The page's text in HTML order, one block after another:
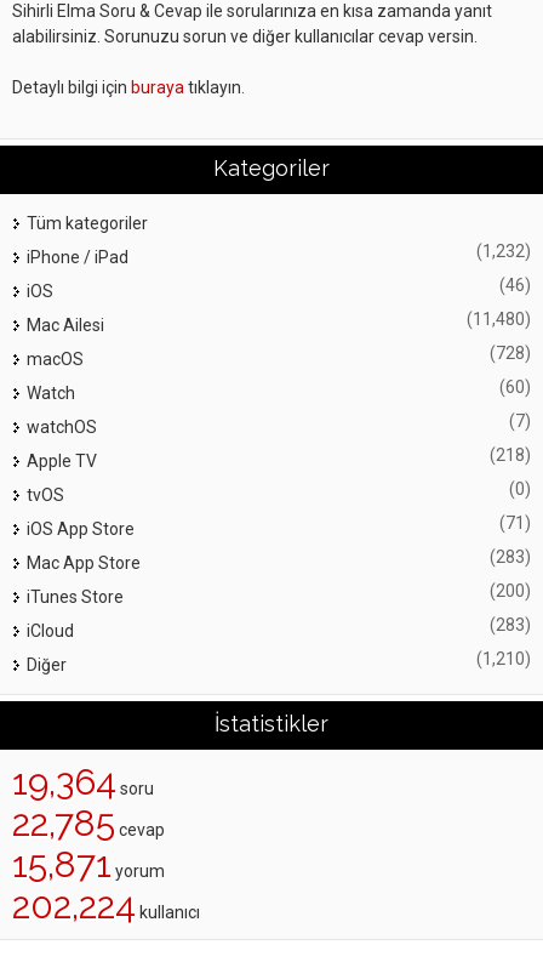
Sihirli Elma Soru & Cevap ile sorularınıza en kısa zamanda yanıt
alabilirsiniz. Sorunuzu sorun ve diğer kullanıcılar cevap versin.
Detaylı bilgi için buraya tıklayın.
Kategoriler
Tüm kategoriler
iPhone / iPad
(1,232)
iOS (46)
Mac Ailesi (11,480)
macOS (728)
Watch (60)
watchOS (7)
Apple TV (218)
tvOS (0)
iOS App Store (71)
Mac App Store (283)
iTunes Store (200)
iCloud (283)
Diğer (1,210)
İstatistikler
19,364 soru
22,785 cevap
15,871 yorum
202,224 kullanıcı